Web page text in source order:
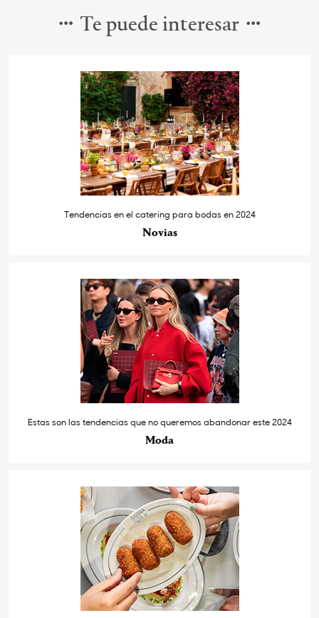
Te puede interesar
Tendencias en el catering para bodas en 2024
Novias
Estas son las tendencias que no queremos abandonar este 2024
Moda